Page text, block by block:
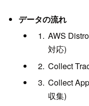
データの流れ
AWS
対応)
Collect
Collect
収集)